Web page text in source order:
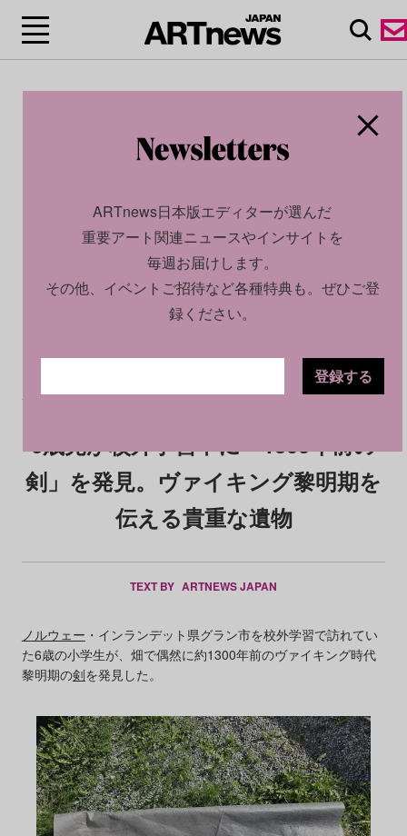
2026.05.18
6歳児が校外学習中に「1300年前の
剣」を発見。ヴァイキング黎明期を
伝える貴重な遺物
TEXT BY ARTNEWS JAPAN
ノルウェー ・インランデット県グラン市を校外学習で訪れてい
た6歳の小学生が、畑で偶然に約1300年前のヴァイキング時代
黎明期の剣を発見した。
ARTnews日本版エディターが選んだ
重要アート関連ニュースやインサイトを
毎週お届けします。
その他、イベントご招待など各種特典も。ぜひご登
録ください。
登録する